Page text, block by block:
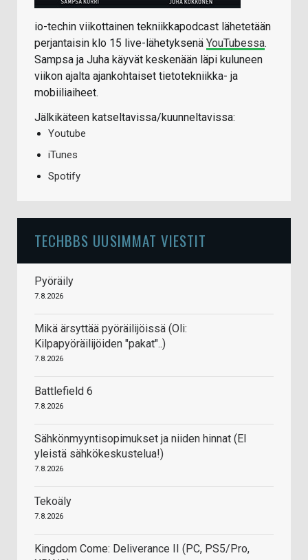
io-techin viikottainen tekniikkapodcast lähetetään
perjantaisin klo 15 live-lähetyksenä YouTubessa.
Sampsa ja Juha käyvät keskenään läpi kuluneen
viikon ajalta ajankohtaiset tietotekniikka- ja
mobiiliaiheet.
Jälkikäteen katseltavissa/kuunneltavissa:
Youtube
iTunes
Spotify
TECHBBS UUSIMMAT VIESTIT
Pyöräily
7.8.2026
Mikä ärsyttää pyöräilijöissä (Oli:
Kilpapyöräilijöiden "pakat"..)
7.8.2026
Battlefield 6
7.8.2026
Sähkönmyyntisopimukset ja niiden hinnat (EI
yleistä sähkökeskustelua!)
7.8.2026
Tekoäly
7.8.2026
Kingdom Come: Deliverance II (PC, PS5/Pro,